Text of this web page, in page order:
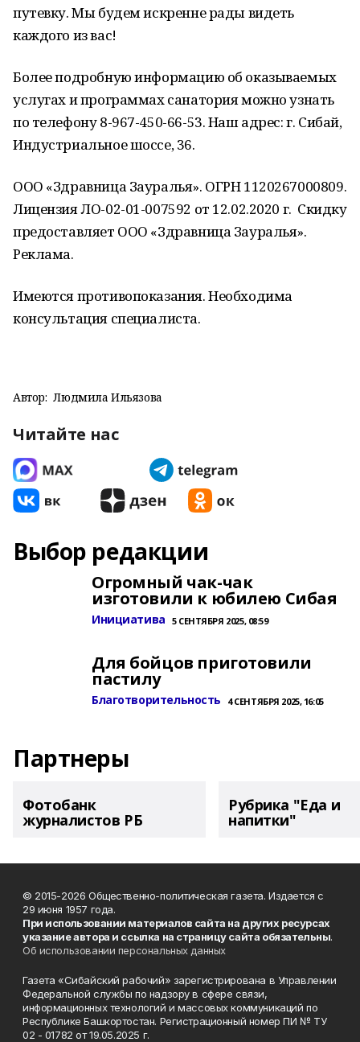
путевку. Мы будем искренне рады видеть
каждого из вас!
Более подробную информацию об оказываемых
услугах и программах санатория можно узнать
по телефону 8-967-450-66-53. Наш адрес: г. Сибай,
Индустриальное шоссе, 36.
ООО «Здравница Зауралья». ОГРН 1120267000809.
Лицензия ЛО-02-01-007592 от 12.02.2020 г. Скидку
предоставляет ООО «Здравница Зауралья».
Реклама.
Имеются противопоказания. Необходима
консультация специалиста.
Автор: Людмила Ильязова
Читайте нас
Выбор редакции
Огромный чак-чак
изготовили к юбилею Сибая
Инициатива 5 СЕНТЯБРЯ 2025, 08:59
Для бойцов приготовили
пастилу
Благотворительность 4 СЕНТЯБРЯ 2025, 16:05
Партнеры
Фотобанк
журналистов РБ
Рубрика "Еда и
напитки"
© 2015-2026 Общественно-политическая газета. Издается с
29 июня 1957 года.
При использовании материалов сайта на других ресурсах
указание автора и ссылка на страницу сайта обязательны.
Об использовании персональных данных
Газета «Сибайский рабочий» зарегистрирована в Управлении
Федеральной службы по надзору в сфере связи,
информационных технологий и массовых коммуникаций по
Республике Башкортостан. Регистрационный номер ПИ № ТУ
02 - 01782 от 19.05.2025 г.